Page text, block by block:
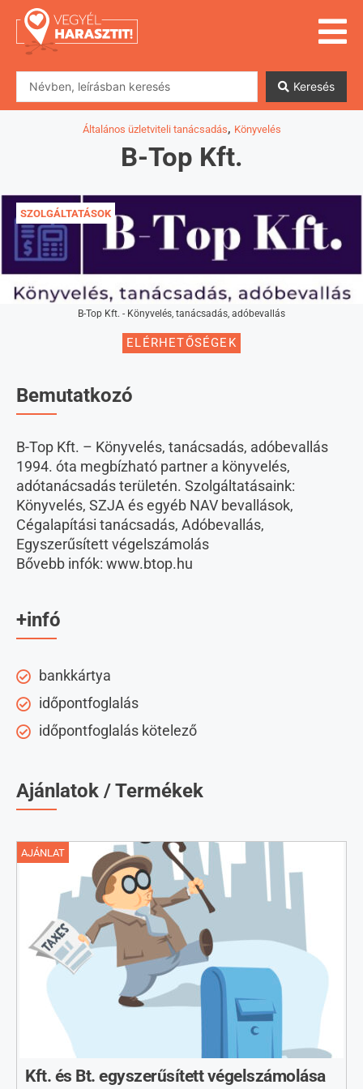
Keresés
Általános üzletviteli tanácsadás, Könyvelés
B-Top Kft.
B-Top Kft. - Könyvelés, tanácsadás, adóbevallás
ELÉRHETŐSÉGEK
SZOLGÁLTATÁSOK
Bemutatkozó
B-Top Kft. – Könyvelés, tanácsadás, adóbevallás
1994. óta megbízható partner a könyvelés,
adótanácsadás területén. Szolgáltatásaink:
Könyvelés, SZJA és egyéb NAV bevallások,
Cégalapítási tanácsadás, Adóbevallás,
Egyszerűsített végelszámolás
Bővebb infók: www.btop.hu
+infó
bankkártya
időpontfoglalás
időpontfoglalás kötelező
Ajánlatok / Termékek
AJÁNLAT
Kft. és Bt. egyszerűsített végelszámolása